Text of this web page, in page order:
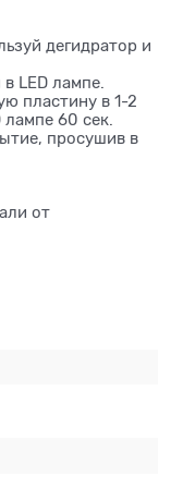
дегидратор и
LED лампе.
пластину в 1-2
60 сек.
просушив в
от